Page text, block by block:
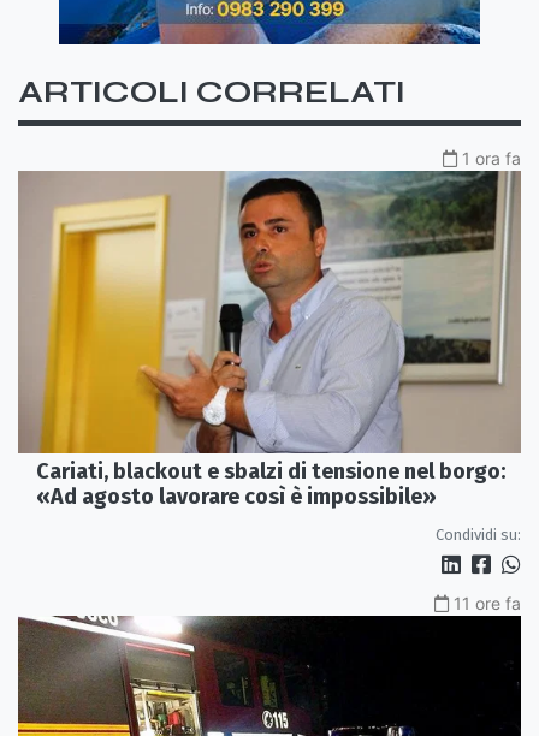
ARTICOLI CORRELATI
1 ora fa
Cariati, blackout e sbalzi di tensione nel borgo:
«Ad agosto lavorare così è impossibile»
Condividi su:
11 ore fa